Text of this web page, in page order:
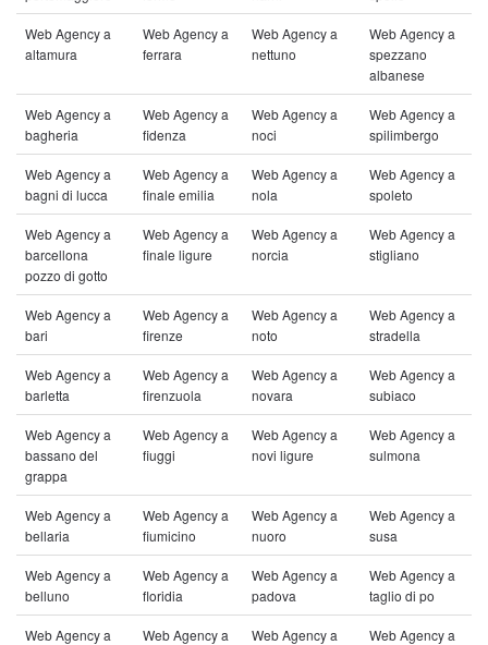
Web Agency a
altamura
Web Agency a
ferrara
Web Agency a
nettuno
Web Agency a
spezzano
albanese
Web Agency a
bagheria
Web Agency a
fidenza
Web Agency a
noci
Web Agency a
spilimbergo
Web Agency a
bagni di lucca
Web Agency a
finale emilia
Web Agency a
nola
Web Agency a
spoleto
Web Agency a
barcellona
pozzo di gotto
Web Agency a
finale ligure
Web Agency a
norcia
Web Agency a
stigliano
Web Agency a
bari
Web Agency a
firenze
Web Agency a
noto
Web Agency a
stradella
Web Agency a
barletta
Web Agency a
firenzuola
Web Agency a
novara
Web Agency a
subiaco
Web Agency a
bassano del
grappa
Web Agency a
fiuggi
Web Agency a
novi ligure
Web Agency a
sulmona
Web Agency a
bellaria
Web Agency a
fiumicino
Web Agency a
nuoro
Web Agency a
susa
Web Agency a
belluno
Web Agency a
floridia
Web Agency a
padova
Web Agency a
taglio di po
Web Agency a
Web Agency a
Web Agency a
Web Agency a